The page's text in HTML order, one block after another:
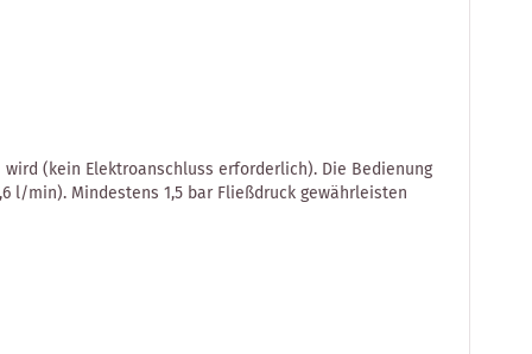
(kein Elektroanschluss erforderlich). Die Bedienung
l/min). Mindestens 1,5 bar Fließdruck gewährleisten